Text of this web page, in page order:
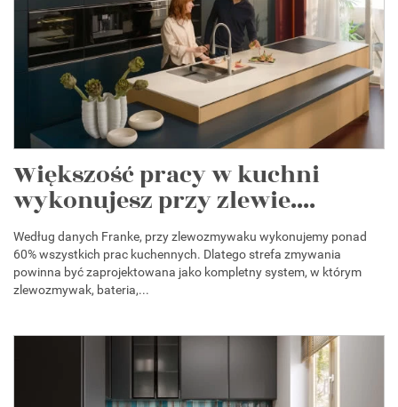
Większość pracy w kuchni
wykonujesz przy zlewie....
Według danych Franke, przy zlewozmywaku wykonujemy ponad
60% wszystkich prac kuchennych. Dlatego strefa zmywania
powinna być zaprojektowana jako kompletny system, w którym
zlewozmywak, bateria,...